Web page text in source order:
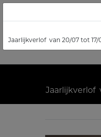
Jaarlijkverlof van 20/07 tot 17/
Jaarlijkverlof